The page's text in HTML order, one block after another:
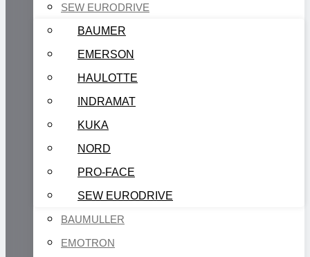
SEW EURODRIVE
BAUMER
EMERSON
HAULOTTE
INDRAMAT
KUKA
NORD
PRO-FACE
SEW EURODRIVE
BAUMULLER
EMOTRON